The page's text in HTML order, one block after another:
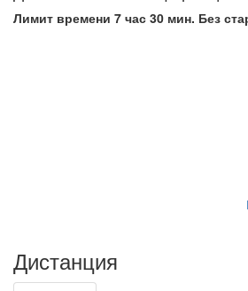
Лимит времени 7 час 30 мин. Без
Дистанция